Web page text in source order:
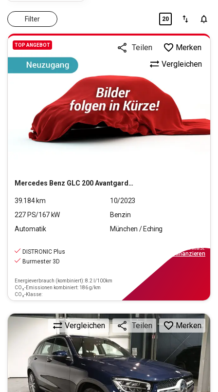
Filter 20
TOP ANGEBOT
Mercedes Benz GLC 200 Avantgarde 4Matic
Vergleichen
Teilen Merken
39.184km
10/2023
227 PS/167 kW
Benzin
Automatik
München / Eching
DISTRONIC Plus
Burmester 3D
Energieverbrauch (kombiniert): 8.2 l/100km
CO₂-Emissionen kombiniert: 186 g/km
CO₂-Klasse:
inkl.MwSt.
finanzieren
Vergleichen Teilen Merken